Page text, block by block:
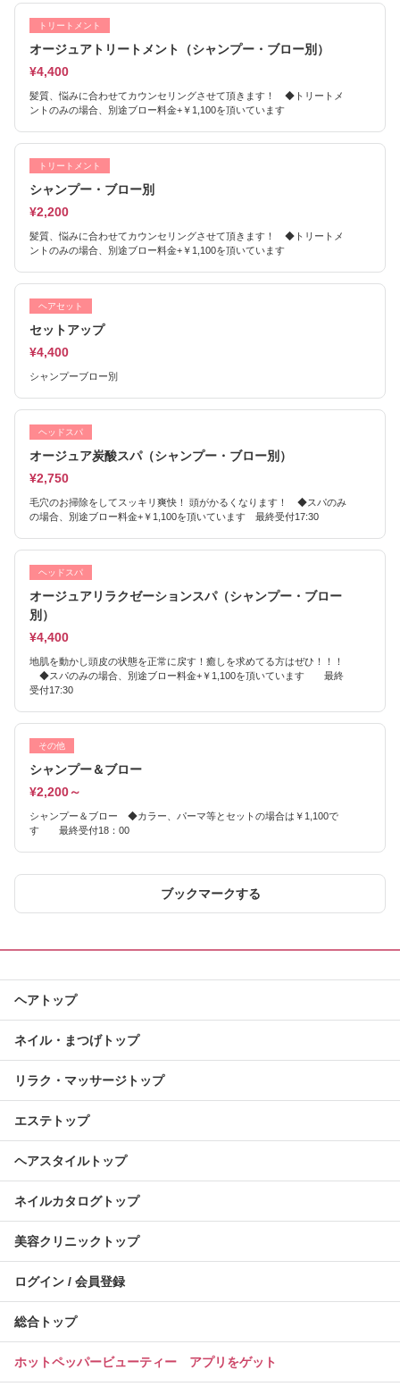
トリートメント
オージュアトリートメント（シャンプー・ブロー別）
¥4,400
髪質、悩みに合わせてカウンセリングさせて頂きます！ ◆トリートメ
ントのみの場合、別途ブロー料金+￥1,100を頂いています
トリートメント
シャンプー・ブロー別
¥2,200
髪質、悩みに合わせてカウンセリングさせて頂きます！ ◆トリートメ
ントのみの場合、別途ブロー料金+￥1,100を頂いています
ヘアセット
セットアップ
¥4,400
シャンプーブロー別
ヘッドスパ
オージュア炭酸スパ（シャンプー・ブロー別）
¥2,750
毛穴のお掃除をしてスッキリ爽快！ 頭がかるくなります！ ◆スパのみ
の場合、別途ブロー料金+￥1,100を頂いています 最終受付17:30
ヘッドスパ
オージュアリラクゼーションスパ（シャンプー・ブロー
別）
¥4,400
地肌を動かし頭皮の状態を正常に戻す！癒しを求めてる方はぜひ！！！
◆スパのみの場合、別途ブロー料金+￥1,100を頂いています 最終
受付17:30
その他
シャンプー＆ブロー
¥2,200～
シャンプー＆ブロー ◆カラー、パーマ等とセットの場合は￥1,100で
す 最終受付18：00
ブックマークする
ヘアトップ
ネイル・まつげトップ
リラク・マッサージトップ
エステトップ
ヘアスタイルトップ
ネイルカタログトップ
美容クリニックトップ
ログイン / 会員登録
総合トップ
ホットペッパービューティー アプリをゲット